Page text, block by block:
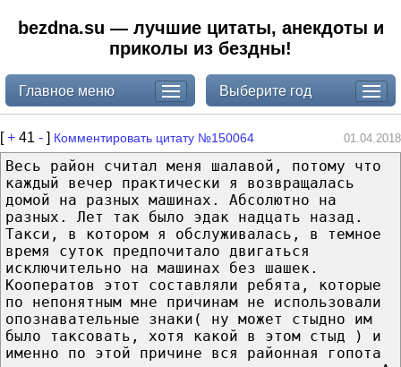
bezdna.su — лучшие цитаты, анекдоты и
приколы из бездны!
Главное меню Выберите год
[+ 41 - ] Комментировать цитату №150064 01.04.2018
Весь район считал меня шалавой, потому что
каждый вечер практически я возвращалась
домой на разных машинах. Абсолютно на
разных. Лет так было эдак надцать назад.
Такси, в котором я обслуживалась, в темное
время суток предпочитало двигаться
исключительно на машинах без шашек.
Кооператов этот составляли ребята, которые
по непонятным мне причинам не использовали
опознавательные знаки( ну может стыдно им
было таксовать, хотя какой в этом стыд ) и
именно по этой причине вся районная гопота